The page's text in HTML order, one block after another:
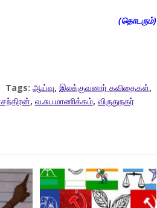
(தொடரும்)
Tags: ஆய்வு, இலக்குவனார் கவிதைகள்,
, வ.சுப.மாணிக்கம், விருதுநகர்